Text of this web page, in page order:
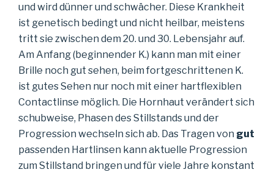
und wird dünner und schwächer. Diese Krankheit
ist genetisch bedingt und nicht heilbar, meistens
tritt sie zwischen dem 20. und 30. Lebensjahr auf.
Am Anfang (beginnender K.) kann man mit einer
Brille noch gut sehen, beim fortgeschrittenen K.
ist gutes Sehen nur noch mit einer hartflexiblen
Contactlinse möglich. Die Hornhaut verändert sich
schubweise, Phasen des Stillstands und der
Progression wechseln sich ab. Das Tragen von gut
passenden Hartlinsen kann aktuelle Progression
zum Stillstand bringen und für viele Jahre konstant